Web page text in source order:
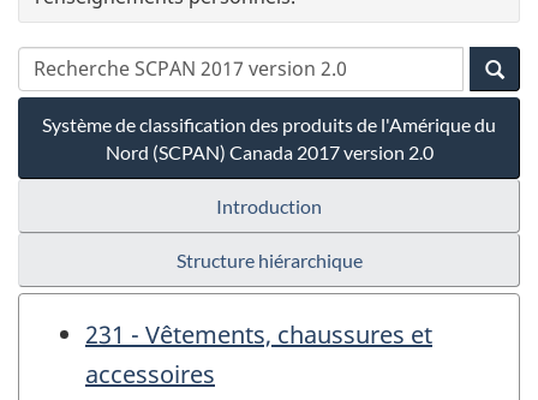
Système de classification des produits de l'Amérique du
Nord (SCPAN) Canada 2017 version 2.0
Introduction
Structure hiérarchique
231 - Vêtements, chaussures et
accessoires